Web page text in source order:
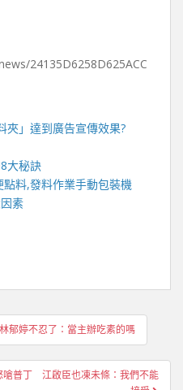
24135D6258D625ACC
夾」達到廣告宣傳效果?
大秘訣
點料,發料作業手動包裝機
素
郁婷不忍了：當主辦吃素的嗎
嗆普丁 江啟臣也凍未條：我們不能